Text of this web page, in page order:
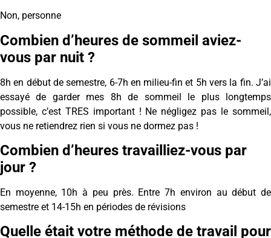
Non, personne
Combien d’heures de sommeil aviez-
vous par nuit ?
8h en début de semestre, 6-7h en milieu-fin et 5h vers la fin. J’ai
essayé de garder mes 8h de sommeil le plus longtemps
possible, c’est TRES important ! Ne négligez pas le sommeil,
vous ne retiendrez rien si vous ne dormez pas !
Combien d’heures travailliez-vous par
jour ?
En moyenne, 10h à peu près. Entre 7h environ au début de
semestre et 14-15h en périodes de révisions
Quelle était votre méthode de travail pour